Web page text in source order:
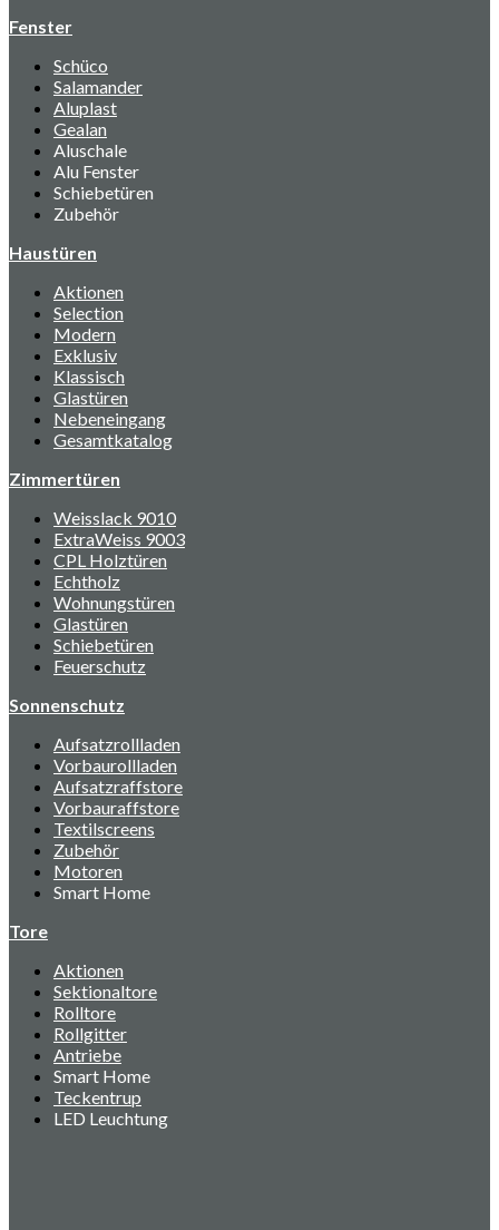
Fenster
Schüco
Salamander
Aluplast
Gealan
Aluschale
Alu Fenster
Schiebetüren
Zubehör
Haustüren
Aktionen
Selection
Modern
Exklusiv
Klassisch
Glastüren
Nebeneingang
Gesamtkatalog
Zimmertüren
Weisslack 9010
ExtraWeiss 9003
CPL Holztüren
Echtholz
Wohnungstüren
Glastüren
Schiebetüren
Feuerschutz
Sonnenschutz
Aufsatzrollladen
Vorbaurollladen
Aufsatzraffstore
Vorbauraffstore
Textilscreens
Zubehör
Motoren
Smart Home
Tore
Aktionen
Sektionaltore
Rolltore
Rollgitter
Antriebe
Smart Home
Teckentrup
LED Leuchtung